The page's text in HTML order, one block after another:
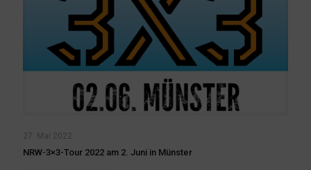
27. Mai 2022
NRW-3×3-Tour 2022 am 2. Juni in Münster